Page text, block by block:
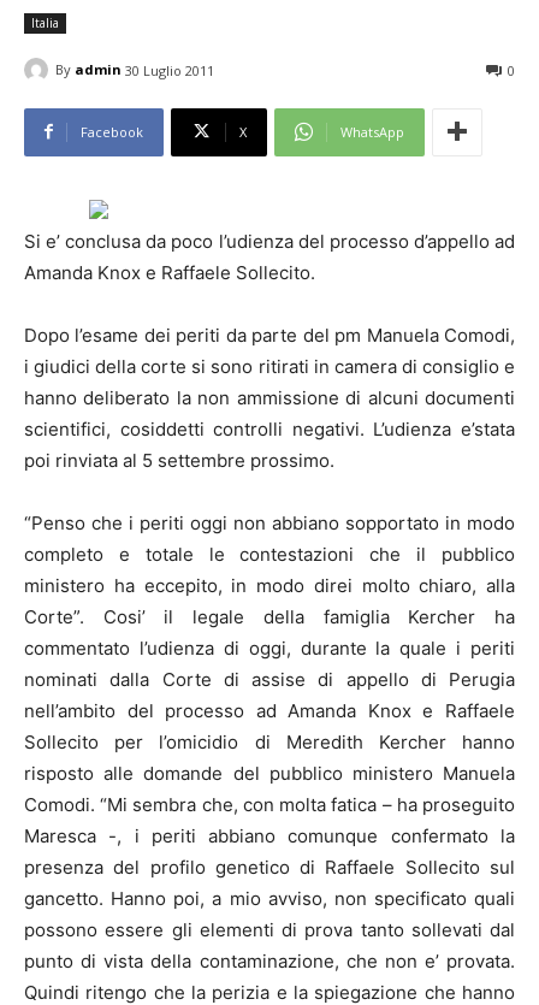
Italia
By admin 30 Luglio 2011 0
Facebook X WhatsApp
Si e’ conclusa da poco l’udienza del processo d’appello ad
Amanda Knox e Raffaele Sollecito.
Dopo l’esame dei periti da parte del pm Manuela Comodi,
i giudici della corte si sono ritirati in camera di consiglio e
hanno deliberato la non ammissione di alcuni documenti
scientifici, cosiddetti controlli negativi. L’udienza e’stata
poi rinviata al 5 settembre prossimo.
“Penso che i periti oggi non abbiano sopportato in modo
completo e totale le contestazioni che il pubblico
ministero ha eccepito, in modo direi molto chiaro, alla
Corte”. Cosi’ il legale della famiglia Kercher ha
commentato l’udienza di oggi, durante la quale i periti
nominati dalla Corte di assise di appello di Perugia
nell’ambito del processo ad Amanda Knox e Raffaele
Sollecito per l’omicidio di Meredith Kercher hanno
risposto alle domande del pubblico ministero Manuela
Comodi. “Mi sembra che, con molta fatica – ha proseguito
Maresca -, i periti abbiano comunque confermato la
presenza del profilo genetico di Raffaele Sollecito sul
gancetto. Hanno poi, a mio avviso, non specificato quali
possono essere gli elementi di prova tanto sollevati dal
punto di vista della contaminazione, che non e’ provata.
Quindi ritengo che la perizia e la spiegazione che hanno